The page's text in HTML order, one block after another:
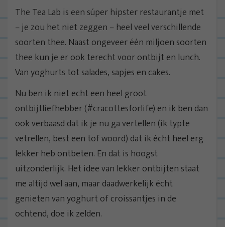
The Tea Lab is een súper hipster restaurantje met
– je zou het niet zeggen – heel veel verschillende
soorten thee. Naast ongeveer één miljoen soorten
thee kun je er ook terecht voor ontbijt en lunch.
Van yoghurts tot salades, sapjes en cakes.
Nu ben ik niet echt een heel groot
ontbijtliefhebber (#cracottesforlife) en ik ben dan
ook verbaasd dat ik je nu ga vertellen (ik typte
vetrellen, best een tof woord) dat ik écht heel erg
lekker heb ontbeten. En dat is hoogst
uitzonderlijk. Het idee van lekker ontbijten staat
me altijd wel aan, maar daadwerkelijk écht
genieten van yoghurt of croissantjes in de
ochtend, doe ik zelden.